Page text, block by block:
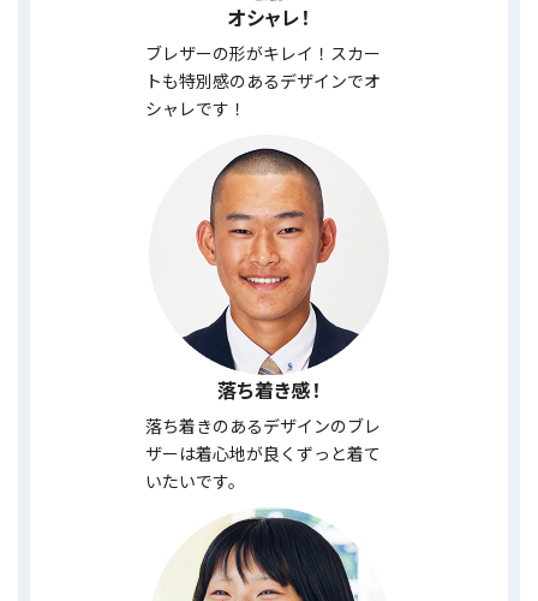
オシャレ！
ブレザーの形がキレイ！スカー
トも特別感のあるデザインでオ
シャレです！
落ち着き感！
落ち着きのあるデザインのブレ
ザーは着心地が良くずっと着て
いたいです。